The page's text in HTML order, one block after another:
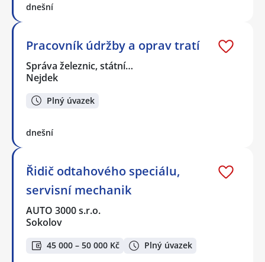
dnešní
Pracovník údržby a oprav tratí
Správa železnic, státní…
Nejdek
Plný úvazek
dnešní
Řidič odtahového speciálu,
servisní mechanik
AUTO 3000 s.r.o.
Sokolov
45 000 – 50 000 Kč Plný úvazek